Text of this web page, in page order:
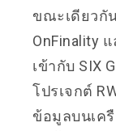
ขณะเดียวกั
OnFinality
เข้ากับ SIX
โปรเจกต์
ข้อมูลบนเค